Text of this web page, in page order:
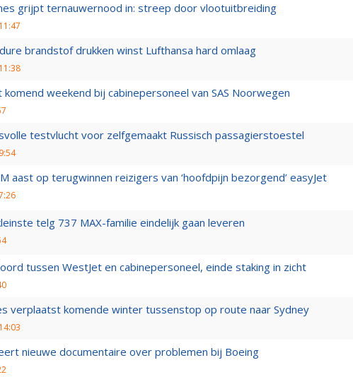
grijpt ternauwernood in: streep door vlootuitbreiding
brandstof drukken winst Lufthansa hard omlaag
komend weekend bij cabinepersoneel van SAS Noorwegen
testvlucht voor zelfgemaakt Russisch passagierstoestel
aast op terugwinnen reizigers van ‘hoofdpijn bezorgend’ easyJet
telg 737 MAX-familie eindelijk gaan leveren
tussen WestJet en cabinepersoneel, einde staking in zicht
verplaatst komende winter tussenstop op route naar Sydney
nieuwe documentaire over problemen bij Boeing